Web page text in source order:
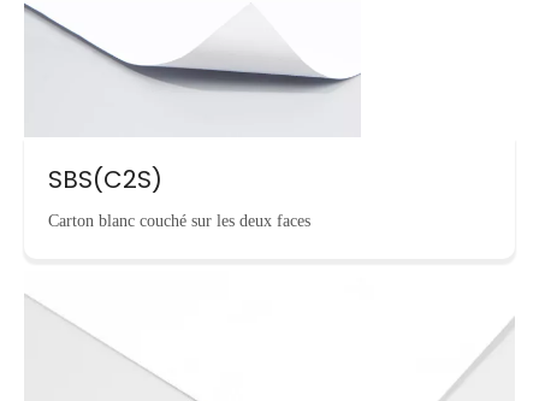
SBS(C2S)
Carton blanc couché sur les deux faces